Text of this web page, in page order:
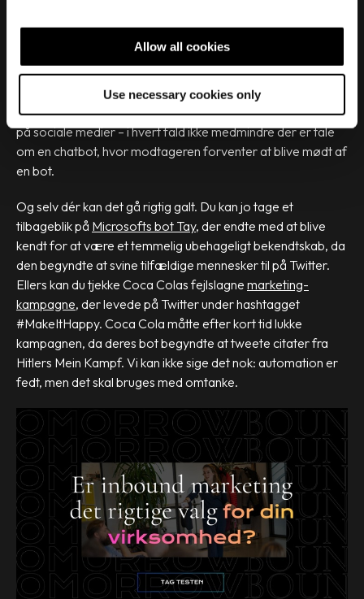
Allow all cookies
Use necessary cookies only
stadig som udgangspunkt håndteres af mennesker. Du kan
godt sætte dine opslag op i et automation-system, der
publicerer automatisk på et givent tidspunkt, men du skal ikke
sætte et automation-system til at håndtere henvendelser
på sociale medier – i hvert fald ikke medmindre der er tale
om en chatbot, hvor modtageren forventer at blive mødt af
en bot.
Og selv dér kan det gå rigtig galt. Du kan jo tage et
tilbageblik på Microsofts bot Tay, der endte med at blive
kendt for at være et temmelig ubehageligt bekendtskab, da
den begyndte at svine tilfældige mennesker til på Twitter.
Ellers kan du tjekke Coca Colas fejlslagne marketing-
kampagne, der levede på Twitter under hashtagget
#MakeItHappy. Coca Cola måtte efter kort tid lukke
kampagnen, da deres bot begyndte at tweete citater fra
Hitlers Mein Kampf. Vi kan ikke sige det nok: automation er
fedt, men det skal bruges med omtanke.